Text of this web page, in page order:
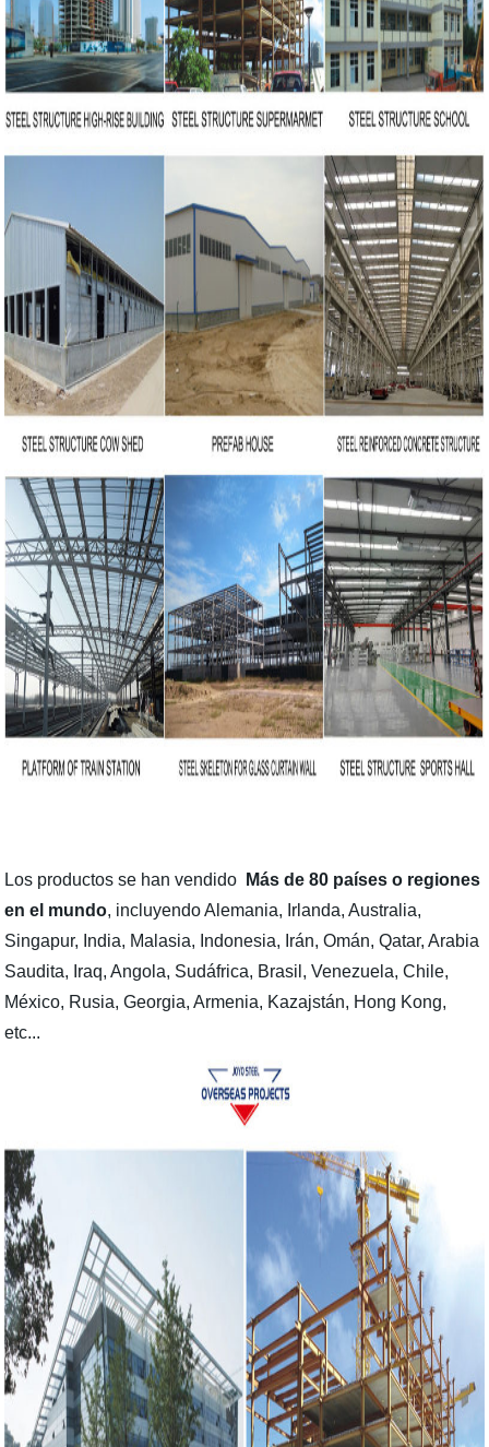
Los productos se han vendido Más de 80 países o regiones
en el mundo, incluyendo Alemania, Irlanda, Australia,
Singapur, India, Malasia, Indonesia, Irán, Omán, Qatar, Arabia
Saudita, Iraq, Angola, Sudáfrica, Brasil, Venezuela, Chile,
México, Rusia, Georgia, Armenia, Kazajstán, Hong Kong,
etc...